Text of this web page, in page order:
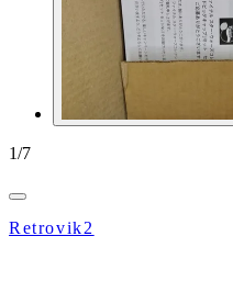
1/7
Retrovik2